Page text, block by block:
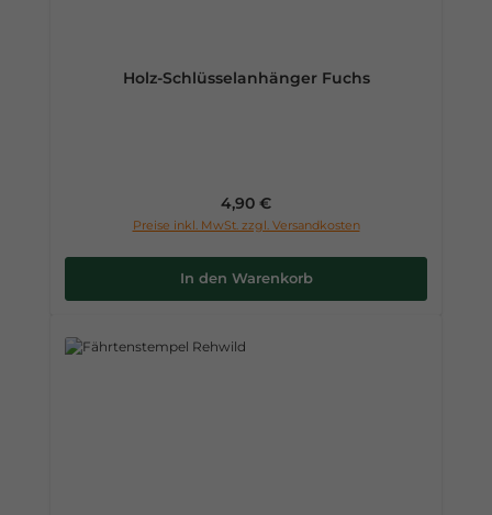
Holz-Schlüsselanhänger Fuchs
Regulärer Preis:
4,90 €
Preise inkl. MwSt. zzgl. Versandkosten
In den Warenkorb